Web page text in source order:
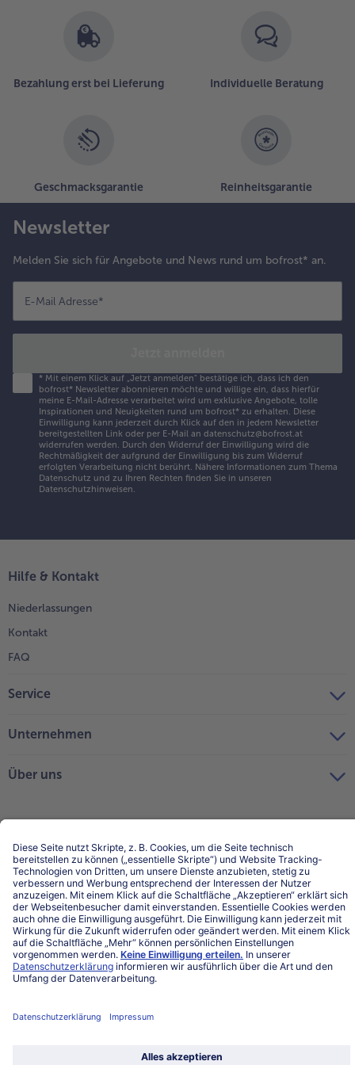
Bezahlung erst bei Lieferung Individuelle Beratung
Geschmacksgarantie Reinheitsgarantie
Newsletter
Melden Sie sich für Angebote und News rund um bofrost* an.
E-Mail Adresse*
* Mit einem Klick auf „Jetzt anmelden" bestätige ich, dass ich den
bofrost* Newsletter abonnieren möchte und willige ein, dass hierfür
meine E-Mail-Adresse verarbeitet wird um exklusive Angebote, tolle
Inspirationen und Neuigkeiten rund um bofrost* zu erhalten. Diese
Einwilligung kann jederzeit durch Klick auf den in jedem Newsletter
bereitgestellten Link oder per E-Mail an datenschutz@bofrost.at
widerrufen werden. Durch den Widerruf der Einwilligung wird die
Rechtmäßigkeit der aufgrund der Einwilligung bis zum Widerruf
erfolgten Verarbeitung nicht berührt. Nähere Informationen zum Thema
Datenschutz und zu Ihren Rechten finden Sie in unseren
Datenschutzhinweisen.
Hilfe & Kontakt
Niederlassungen
Kontakt
FAQ
Service
Unternehmen
Über uns
Land / Sprache wählen